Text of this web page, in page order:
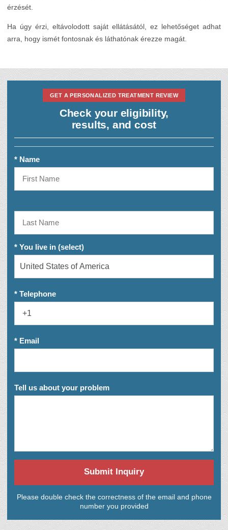
érzését.
Ha úgy érzi, eltávolodott saját ellátásától, ez lehetőséget adhat
arra, hogy ismét fontosnak és láthatónak érezze magát.
GET A PERSONALIZED TREATMENT REVIEW
Check your eligibility,
results, and cost
* Name
* You live in (select)
* Telephone
* Email
Tell us about your problem
Submit Inquiry
Please double check the correctness of the email and phone
number you provided